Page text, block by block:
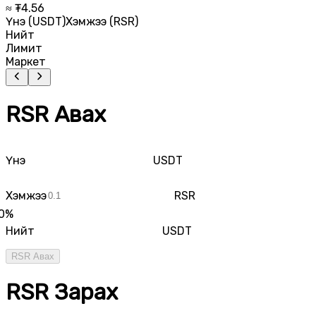
≈ ₮4.56
Үнэ (USDT)Хэмжээ (RSR)
Нийт
Лимит
Маркет
RSR Авах
Үнэ USDT
Хэмжээ
RSR
%
Нийт
USDT
RSR Авах
RSR Зарах